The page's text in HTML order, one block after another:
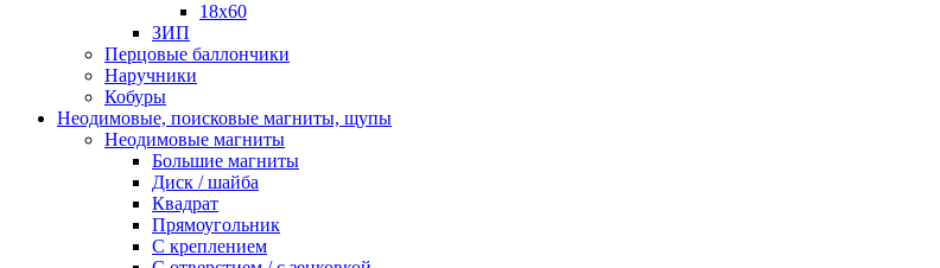
18х60
ЗИП
Перцовые баллончики
Наручники
Кобуры
Неодимовые, поисковые магниты, щупы
Неодимовые магниты
Большие магниты
Диск / шайба
Квадрат
Прямоугольник
С креплением